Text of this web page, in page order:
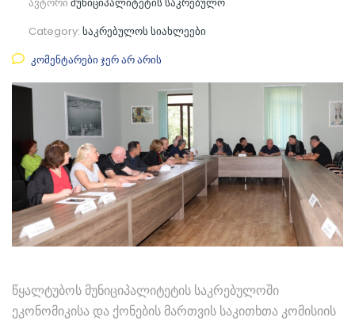
Category: საკრებულოს სიახლეები
კომენტარები ჯერ არ არის
წყალტუბოს მუნიციპალიტეტის საკრებულოში
ეკონომიკისა და ქონების მართვის საკითხთა კომისიის